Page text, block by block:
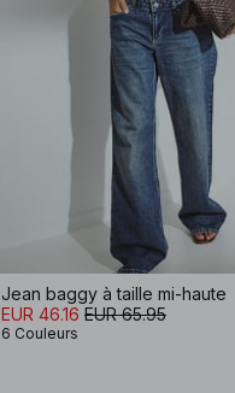
Jean baggy à taille mi-haute
EUR 46.16 EUR 65.95
6 Couleurs